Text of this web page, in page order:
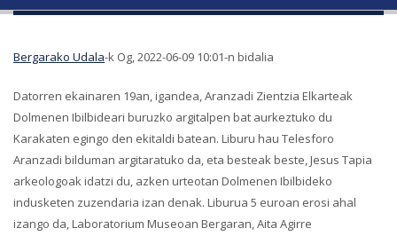
Bergarako Udala-k Og, 2022-06-09 10:01-n bidalia
Datorren ekainaren 19an, igandea, Aranzadi Zientzia Elkarteak
Dolmenen Ibilbideari buruzko argitalpen bat aurkeztuko du
Karakaten egingo den ekitaldi batean. Liburu hau Telesforo
Aranzadi bilduman argitaratuko da, eta besteak beste, Jesus Tapia
arkeologoak idatzi du, azken urteotan Dolmenen Ibilbideko
indusketen zuzendaria izan denak. Liburua 5 euroan erosi ahal
izango da, Laboratorium Museoan Bergaran, Aita Agirre